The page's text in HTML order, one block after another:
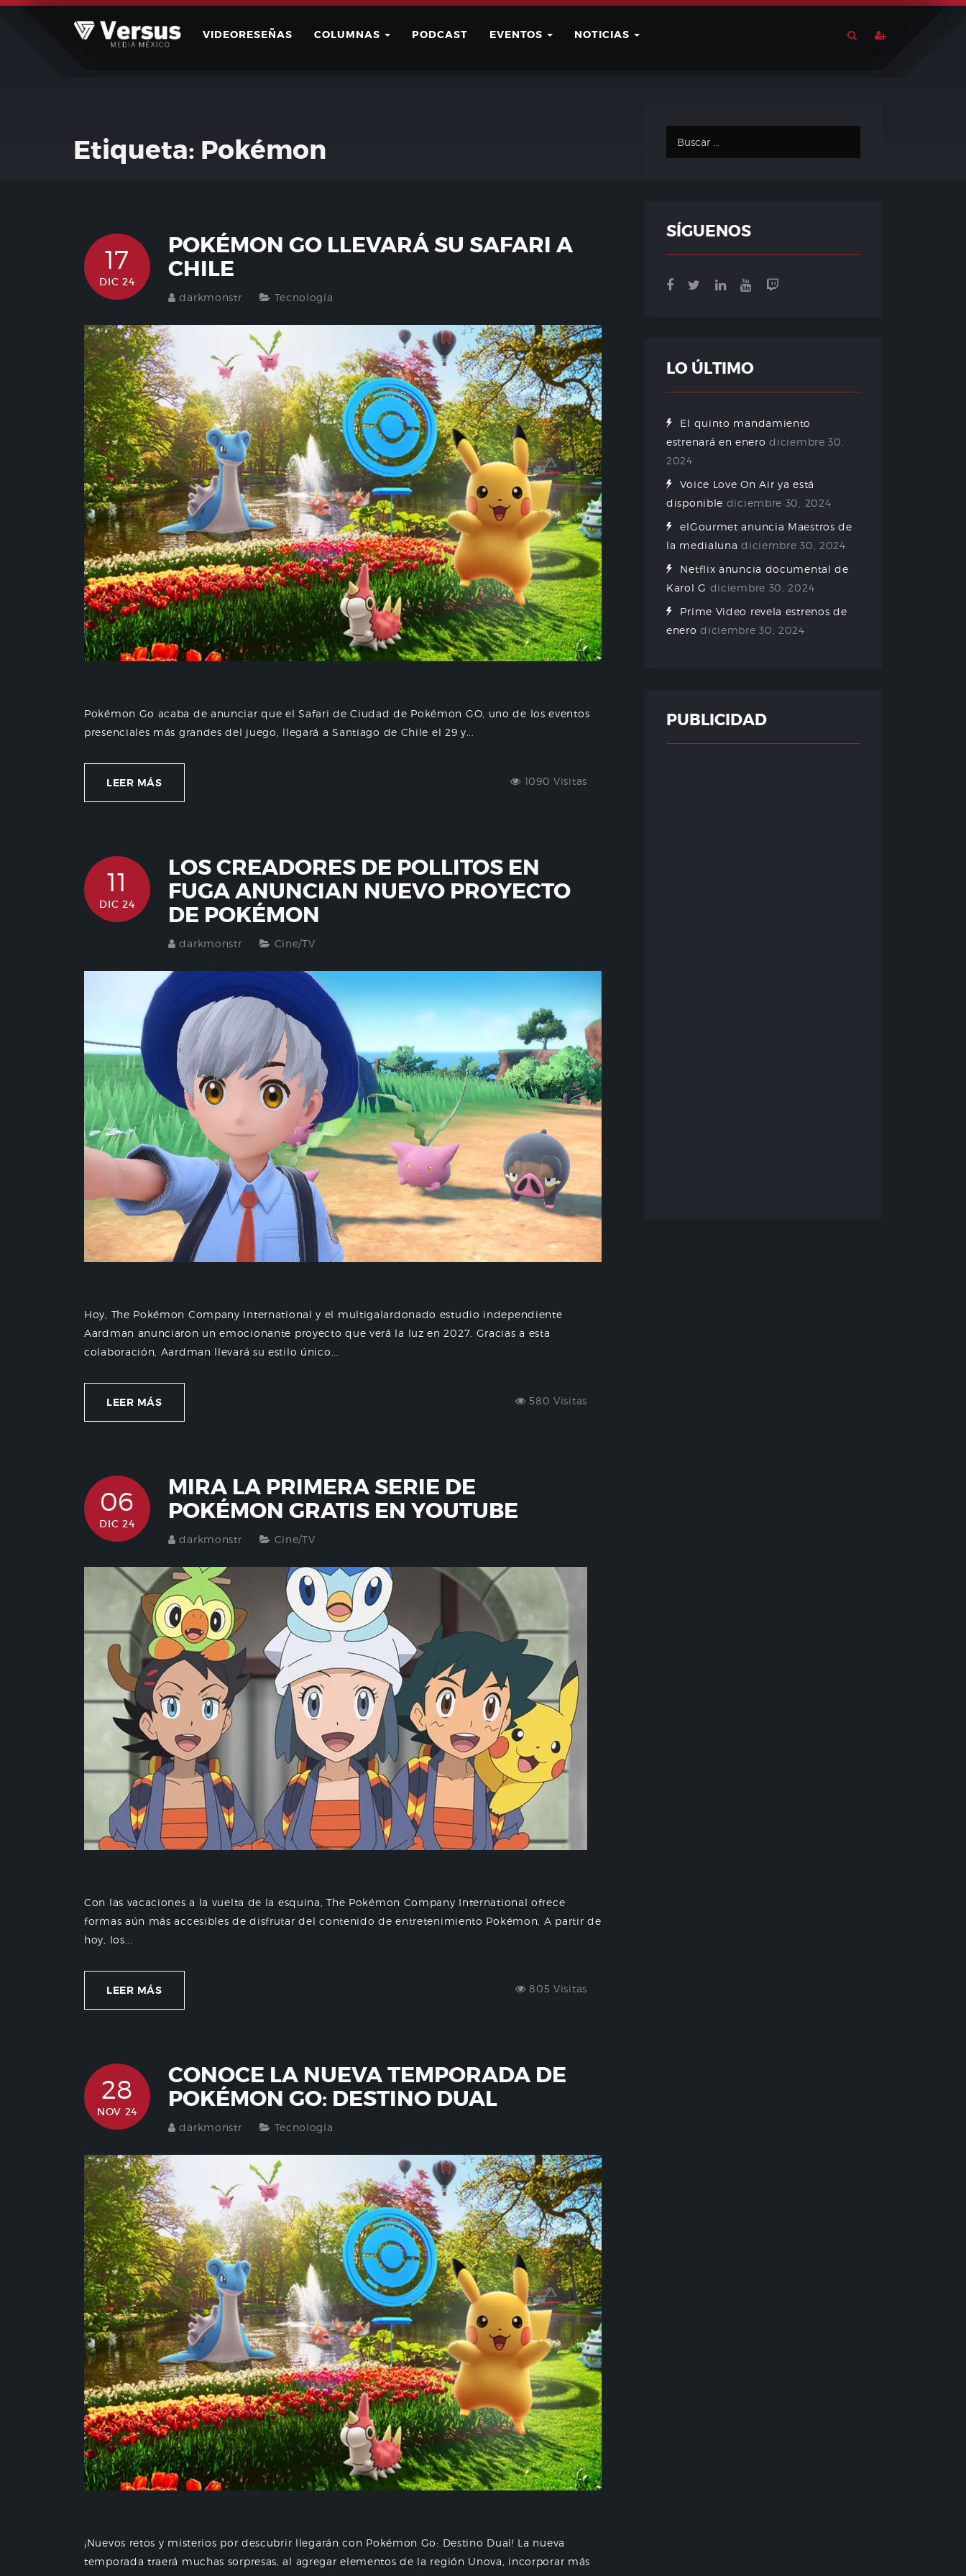
Skip
VIDEORESEÑAS COLUMNAS PODCAST EVENTOS NOTICIAS
Etiqueta: Pokémon
17
DIC 24
POKÉMON GO LLEVARÁ SU SAFARI A
CHILE
darkmonstr Tecnología
Pokémon Go acaba de anunciar que el Safari de Ciudad de Pokémon GO, uno de los eventos
presenciales más grandes del juego, llegará a Santiago de Chile el 29 y...
LEER MÁS 1090 Visitas
11
DIC 24
LOS CREADORES DE POLLITOS EN
FUGA ANUNCIAN NUEVO PROYECTO
DE POKÉMON
darkmonstr Cine/TV
Hoy, The Pokémon Company International y el multigalardonado estudio independiente
Aardman anunciaron un emocionante proyecto que verá la luz en 2027. Gracias a esta
colaboración, Aardman llevará su estilo único...
LEER MÁS 580 Visitas
06
DIC 24
MIRA LA PRIMERA SERIE DE
POKÉMON GRATIS EN YOUTUBE
darkmonstr Cine/TV
Con las vacaciones a la vuelta de la esquina, The Pokémon Company International ofrece
formas aún más accesibles de disfrutar del contenido de entretenimiento Pokémon. A partir de
hoy, los...
LEER MÁS 805 Visitas
28
NOV 24
CONOCE LA NUEVA TEMPORADA DE
POKÉMON GO: DESTINO DUAL
darkmonstr Tecnología
¡Nuevos retos y misterios por descubrir llegarán con Pokémon Go: Destino Dual! La nueva
temporada traerá muchas sorpresas, al agregar elementos de la región Unova, incorporar más
SÍGUENOS
LO ÚLTIMO
El quinto mandamiento
estrenará en enero diciembre 30,
2024
Voice Love On Air ya está
disponible diciembre 30, 2024
elGourmet anuncia Maestros de
la medialuna diciembre 30, 2024
Netflix anuncia documental de
Karol G diciembre 30, 2024
Prime Video revela estrenos de
enero diciembre 30, 2024
PUBLICIDAD